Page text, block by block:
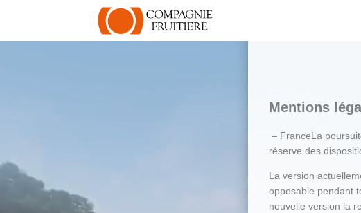
Mentions
– FranceLa
réserve des
La version
opposable pendant
nouvelle version la